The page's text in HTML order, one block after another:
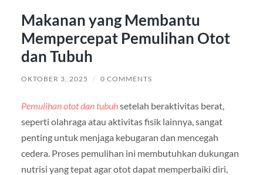
Makanan yang Membantu
Mempercepat Pemulihan Otot
dan Tubuh
OKTOBER 3, 2025 / 0 COMMENTS
Pemulihan otot dan tubuhsetelah beraktivitas berat,
seperti olahraga atau aktivitas fisik lainnya, sangat
penting untuk menjaga kebugaran dan mencegah
cedera. Proses pemulihan ini membutuhkan dukungan
nutrisi yang tepat agar otot dapat memperbaiki diri,